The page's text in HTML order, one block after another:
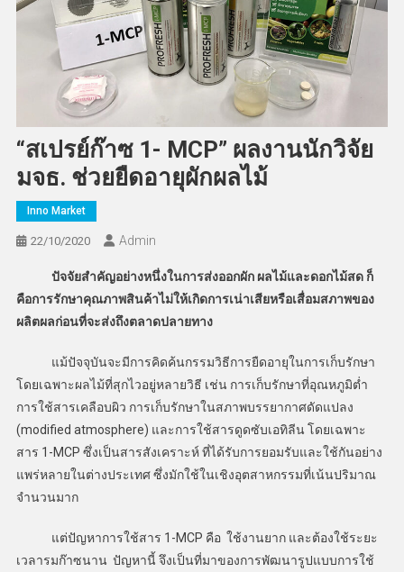
“สเปรย์ก๊าซ 1- MCP” ผลงานนักวิจัย
มจธ. ช่วยยืดอายุผักผลไม้
Inno Market
22/10/2020 Admin
ปัจจัยสำคัญอย่างหนึ่งในการส่งออกผัก ผลไม้และดอกไม้สด ก็
คือการรักษาคุณภาพสินค้าไม่ให้เกิดการเน่าเสียหรือเสื่อมสภาพของ
ผลิตผลก่อนที่จะส่งถึงตลาดปลายทาง
แม้ปัจจุบันจะมีการคิดค้นกรรมวิธีการยืดอายุในการเก็บรักษา
โดยเฉพาะผลไม้ที่สุกไวอยู่หลายวิธี เช่น การเก็บรักษาที่อุณหภูมิต่ำ
การใช้สารเคลือบผิว การเก็บรักษาในสภาพบรรยากาศดัดแปลง
(modified atmosphere) และการใช้สารดูดซับเอทิลีน โดยเฉพาะ
สาร 1-MCP ซึ่งเป็นสารสังเคราะห์ ที่ได้รับการยอมรับและใช้กันอย่าง
แพร่หลายในต่างประเทศ ซึ่งมักใช้ในเชิงอุตสาหกรรมที่เน้นปริมาณ
จำนวนมาก
แต่ปัญหาการใช้สาร 1-MCP คือ ใช้งานยาก และต้องใช้ระยะ
เวลารมก๊าซนาน ปัญหานี้ จึงเป็นที่มาของการพัฒนารูปแบบการใช้